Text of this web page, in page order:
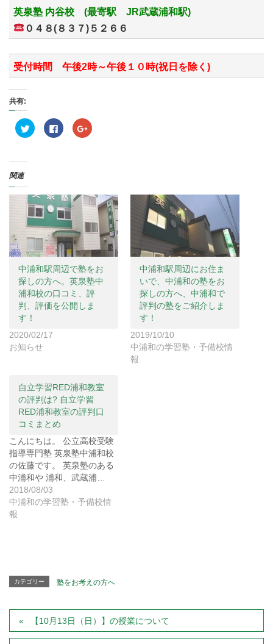
英泉塾 内谷校 (最寄駅 JR武蔵浦和駅)
０４８(８３７)５２６６
受付時間 午後2時～午後１０時(祝日を除く)
共有:
ク
リ
t
e
r
で
共
有
新
し
い
ウ
ィ
ン
ド
ウ
で
開
き
ま
す
)
F
a
有
す
る
に
は
ク
リ
ッ
ク
し
て
だ
さ
い
(
開
き
ま
す
)
ク
リ
l
e
で
共
有
新
し
い
ウ
ィ
ン
ド
ウ
で
関連
中浦和駅周辺で塾をお
探しの方へ。英泉塾中
浦和校の口コミ、評
判、評価を公開しま
す！
2020/02/17
お知らせ
中浦和駅周辺にお住ま
いで、中浦和の塾をお
探しの方へ、中浦和で
評判の塾をご紹介しま
す！
2019/10/10
中浦和の学習塾・予備校情
報
自立学習RED浦和教室
の評判は? 自立学習
RED浦和教室の評判口
コミまとめ
こんにちは。 公立高校受験
指導専門塾 英泉塾中浦和校
の佐藤です。 英泉塾のある
中浦和や 浦和、武蔵浦…
2018/08/03
中浦和の学習塾・予備校情
報
カテゴリー 塾をお考えの方へ
【10月13日（日）】の授業について